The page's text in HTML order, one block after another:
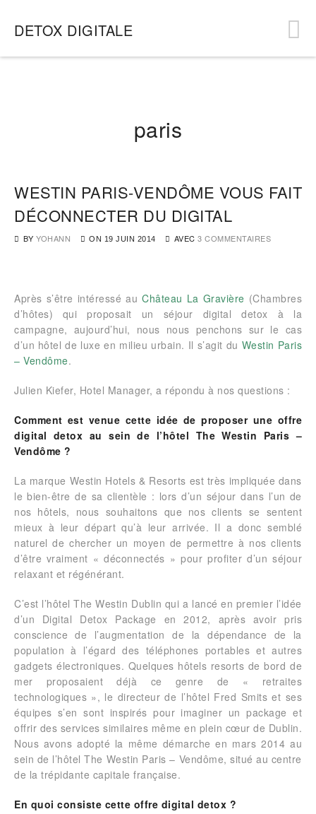
DETOX DIGITALE
paris
WESTIN PARIS-VENDÔME VOUS FAIT
DÉCONNECTER DU DIGITAL
BY YOHANN ON 19 JUIN 2014 AVEC 3 COMMENTAIRES
Après s’être intéressé au Château La Gravière (Chambres
d’hôtes) qui proposait un séjour digital detox à la
campagne, aujourd’hui, nous nous penchons sur le cas
d’un hôtel de luxe en milieu urbain. Il s’agit du Westin Paris
– Vendôme.
Julien Kiefer, Hotel Manager, a répondu à nos questions :
Comment est venue cette idée de proposer une offre
digital detox au sein de l’hôtel The Westin Paris –
Vendôme ?
La marque Westin Hotels & Resorts est très impliquée dans
le bien-être de sa clientèle : lors d’un séjour dans l’un de
nos hôtels, nous souhaitons que nos clients se sentent
mieux à leur départ qu’à leur arrivée. Il a donc semblé
naturel de chercher un moyen de permettre à nos clients
d’être vraiment « déconnectés » pour profiter d’un séjour
relaxant et régénérant.
C’est l’hôtel The Westin Dublin qui a lancé en premier l’idée
d’un Digital Detox Package en 2012, après avoir pris
conscience de l’augmentation de la dépendance de la
population à l’égard des téléphones portables et autres
gadgets électroniques. Quelques hôtels resorts de bord de
mer proposaient déjà ce genre de « retraites
technologiques », le directeur de l’hôtel Fred Smits et ses
équipes s’en sont inspirés pour imaginer un package et
offrir des services similaires même en plein cœur de Dublin.
Nous avons adopté la même démarche en mars 2014 au
sein de l’hôtel The Westin Paris – Vendôme, situé au centre
de la trépidante capitale française.
En quoi consiste cette offre digital detox ?